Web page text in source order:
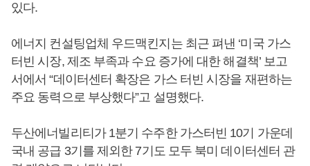
있다.
에너지 컨설팅업체 우드맥킨지는 최근 펴낸 ‘미국 가스
터빈 시장, 제조 부족과 수요 증가에 대한 해결책’ 보고
서에서 “데이터센터 확장은 가스 터빈 시장을 재편하는
주요 동력으로 부상했다”고 설명했다.
두산에너빌리티가 1분기 수주한 가스터빈 10기 가운데
국내 공급 3기를 제외한 7기도 모두 북미 데이터센터 관